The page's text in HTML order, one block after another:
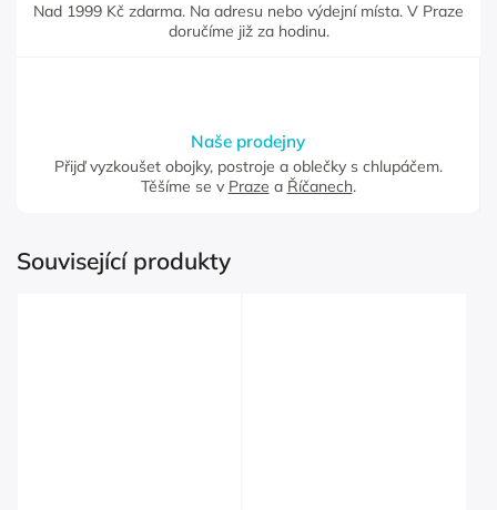
Nad 1999 Kč zdarma. Na adresu nebo výdejní místa. V Praze
doručíme již za hodinu.
Naše prodejny
Přijď vyzkoušet obojky, postroje a oblečky s chlupáčem.
Těšíme se v Praze a Říčanech.
Související produkty